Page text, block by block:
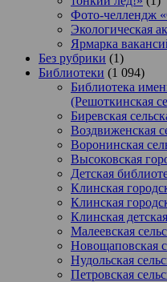
Фото-челлендж
Экологическая
Ярмарка
Без рубрики (1)
Библиотеки (1 094)
Библиотека
(Решоткинская
Биревская
Воздвиженская
Воронинская
Высоковская
Детская
Клинская
Клинская
Клинская
Малеевская
Новощаповская
Нудольская
Петровская